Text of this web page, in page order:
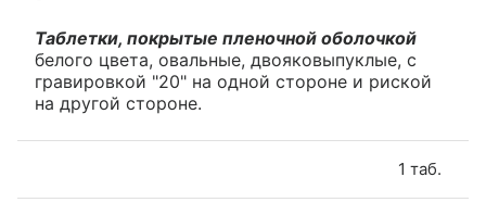
Таблетки, покрытые пленочной оболочкой
белого цвета, овальные, двояковыпуклые, с
гравировкой "20" на одной стороне и риской
на другой стороне.
1 таб.